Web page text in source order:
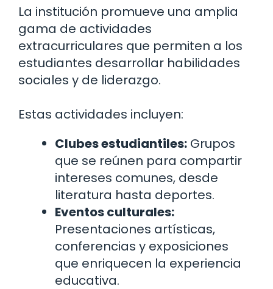
La institución promueve una amplia
gama de actividades
extracurriculares que permiten a los
estudiantes desarrollar habilidades
sociales y de liderazgo.
Estas actividades incluyen:
Clubes estudiantiles: Grupos
que se reúnen para compartir
intereses comunes, desde
literatura hasta deportes.
Eventos culturales:
Presentaciones artísticas,
conferencias y exposiciones
que enriquecen la experiencia
educativa.